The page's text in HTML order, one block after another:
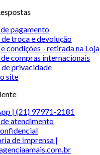
pagamento
troca e devolução
condições - retirada na Loja
compras internacionais
privacidade
site
| (21) 97971-2181
atendimento
de Imprensa |